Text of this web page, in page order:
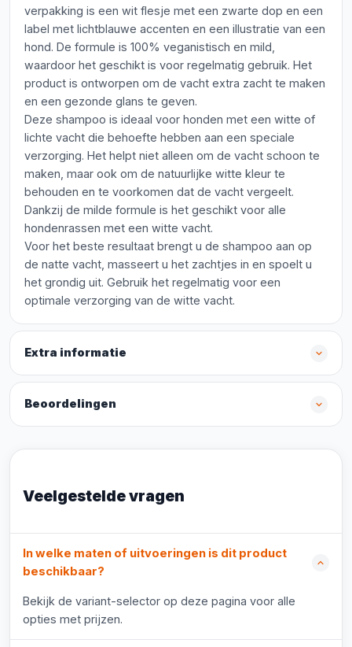
verpakking is een wit flesje met een zwarte dop en een
label met lichtblauwe accenten en een illustratie van een
hond. De formule is 100% veganistisch en mild,
waardoor het geschikt is voor regelmatig gebruik. Het
product is ontworpen om de vacht extra zacht te maken
en een gezonde glans te geven.
Deze shampoo is ideaal voor honden met een witte of
lichte vacht die behoefte hebben aan een speciale
verzorging. Het helpt niet alleen om de vacht schoon te
maken, maar ook om de natuurlijke witte kleur te
behouden en te voorkomen dat de vacht vergeelt.
Dankzij de milde formule is het geschikt voor alle
hondenrassen met een witte vacht.
Voor het beste resultaat brengt u de shampoo aan op
de natte vacht, masseert u het zachtjes in en spoelt u
het grondig uit. Gebruik het regelmatig voor een
optimale verzorging van de witte vacht.
Extra informatie
Beoordelingen
Veelgestelde vragen
In welke maten of uitvoeringen is dit product
beschikbaar?
Bekijk de variant-selector op deze pagina voor alle
opties met prijzen.